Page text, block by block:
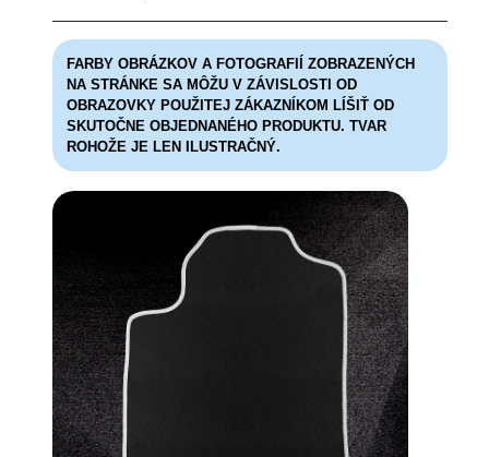
FARBY OBRÁZKOV A FOTOGRAFIÍ ZOBRAZENÝCH
NA STRÁNKE SA MÔŽU V ZÁVISLOSTI OD
OBRAZOVKY POUŽITEJ ZÁKAZNÍKOM LÍŠIŤ OD
SKUTOČNE OBJEDNANÉHO PRODUKTU. TVAR
ROHOŽE JE LEN ILUSTRAČNÝ.